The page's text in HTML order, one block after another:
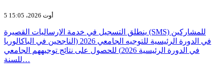
5 أوت 2026، 15:05
ينطلق التسجيل في خدمة الارساليات القصيرة (SMS) للمشاركين
في الدورة الرئيسية للتوجيه الجامعي 2026 (الناجحين في الباكالوريا
في الدورة الرئيسية 2026) للحصول على نتائج توجيههم الجامعي
للسنة…